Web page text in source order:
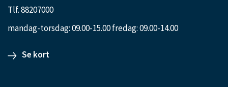
Tlf. 88207000
mandag-torsdag: 09.00-15.00 fredag: 09.00-14.00
Se kort